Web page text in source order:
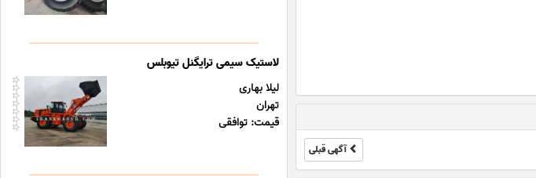
آگهی قبلی
لاستیک سیمی ترایگنل تیوبلس
لیلا بهاری
تهران
قیمت: توافقی